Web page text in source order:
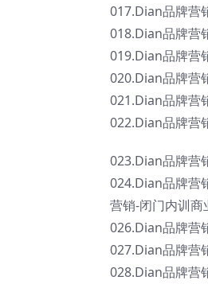
017.Dian品牌营
018.Dian品牌营
019.Dian品牌营
020.Dian品牌营
021.Dian品牌营
022.Dian品牌营
023.Dian品牌营
024.Dian品牌营
营销-闭门内训
026.Dian品牌营
027.Dian品牌营
028.Dian品牌营